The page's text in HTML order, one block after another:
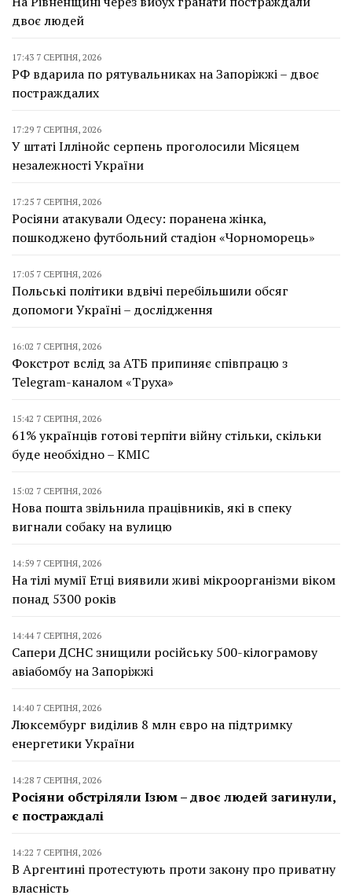
двоє людей
17:43 7 СЕРПНЯ, 2026
РФ вдарила по рятувальниках на Запоріжжі – двоє
постраждалих
17:29 7 СЕРПНЯ, 2026
У штаті Іллінойс серпень проголосили Місяцем
незалежності України
17:25 7 СЕРПНЯ, 2026
Росіяни атакували Одесу: поранена жінка,
пошкоджено футбольний стадіон «Чорноморець»
17:05 7 СЕРПНЯ, 2026
Польські політики вдвічі перебільшили обсяг
допомоги Україні – дослідження
16:02 7 СЕРПНЯ, 2026
Фокстрот вслід за АТБ припиняє співпрацю з
Telegram-каналом «Труха»
15:42 7 СЕРПНЯ, 2026
61% українців готові терпіти війну стільки, скільки
буде необхідно – КМІС
15:02 7 СЕРПНЯ, 2026
Нова пошта звільнила працівників, які в спеку
вигнали собаку на вулицю
14:59 7 СЕРПНЯ, 2026
На тілі мумії Етці виявили живі мікроорганізми віком
понад 5300 років
14:44 7 СЕРПНЯ, 2026
Сапери ДСНС знищили російську 500-кілограмову
авіабомбу на Запоріжжі
14:40 7 СЕРПНЯ, 2026
Люксембург виділив 8 млн євро на підтримку
енергетики України
14:28 7 СЕРПНЯ, 2026
Росіяни обстріляли Ізюм – двоє людей загинули,
є постраждалі
14:22 7 СЕРПНЯ, 2026
В Аргентині протестують проти закону про приватну
власність